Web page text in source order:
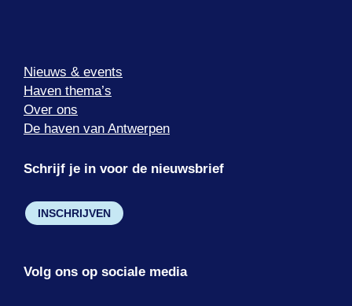
Nieuws & events
Haven thema’s
Over ons
De haven van Antwerpen
Schrijf je in voor de nieuwsbrief
INSCHRIJVEN
Volg ons op sociale media